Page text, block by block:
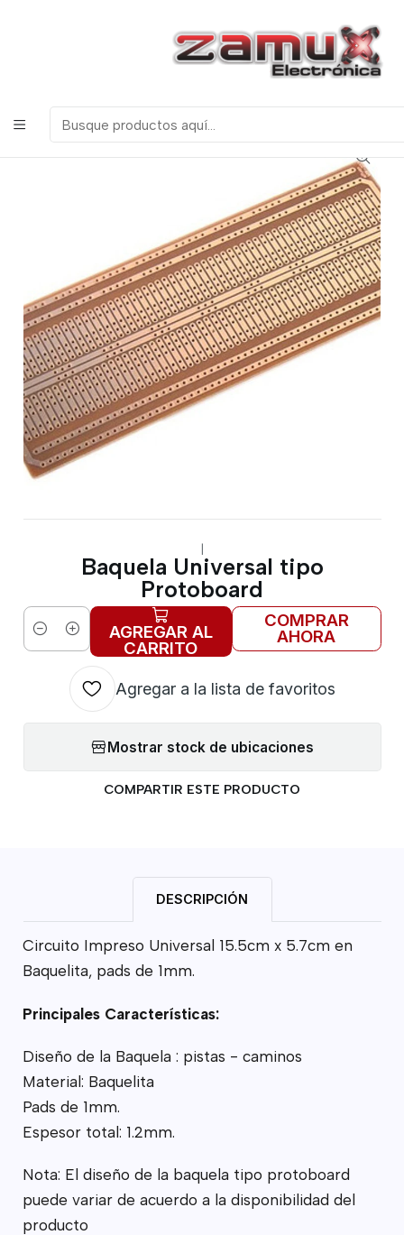
ELECTRONICOS, ROBOTICA & TECNOLOGIA
Miscelanea
Baquelas
Baquela Universal tipo Protoboard
|
Baquela Universal tipo
Protoboard
Cantidad AGREGAR AL
CARRITO
COMPRAR
AHORA
Agregar a la lista de favoritos
Mostrar stock de ubicaciones
COMPARTIR ESTE PRODUCTO
DESCRIPCIÓN
Circuito Impreso Universal 15.5cm x 5.7cm en
Baquelita, pads de 1mm.
Principales Características:
Diseño de la Baquela : pistas - caminos
Material: Baquelita
Pads de 1mm.
Espesor total: 1.2mm.
Nota: El diseño de la baquela tipo protoboard
puede variar de acuerdo a la disponibilidad del
producto